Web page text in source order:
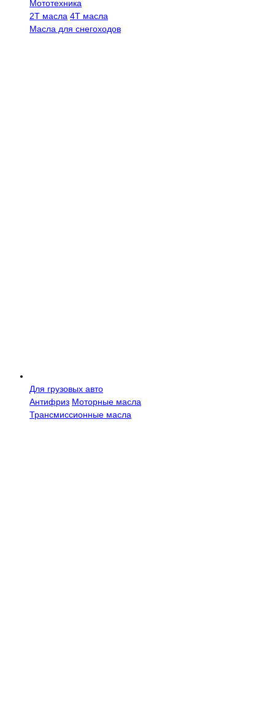
Мототехника
2Т масла 4Т масла
Масла для снегоходов
Для грузовых авто
Антифриз Моторные масла
Трансмисcионные масла